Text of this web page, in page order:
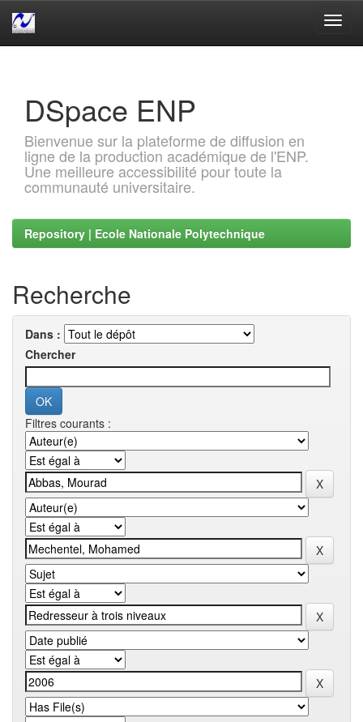
DSpace ENP
Bienvenue sur la plateforme de diffusion en
ligne de la production académique de l'ENP.
Une meilleure accessibilité pour toute la
communauté universitaire.
Repository | Ecole Nationale Polytechnique
Recherche
Dans :
Chercher
Filtres courants :